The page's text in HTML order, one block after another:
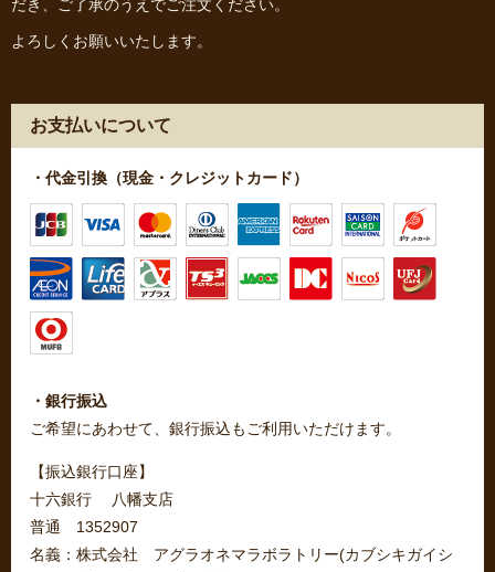
だき、ご了承のうえでご注文ください。
よろしくお願いいたします。
お支払いについて
・代金引換（現金・クレジットカード）
・銀行振込
ご希望にあわせて、銀行振込もご利用いただけます。
【振込銀行口座】
十六銀行 八幡支店
普通 1352907
名義：株式会社 アグラオネマラボラトリー(カブシキガイシ